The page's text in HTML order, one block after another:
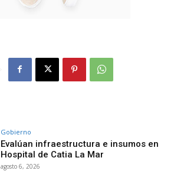
Gobierno
Evalúan infraestructura e insumos en
Hospital de Catia La Mar
agosto 6, 2026